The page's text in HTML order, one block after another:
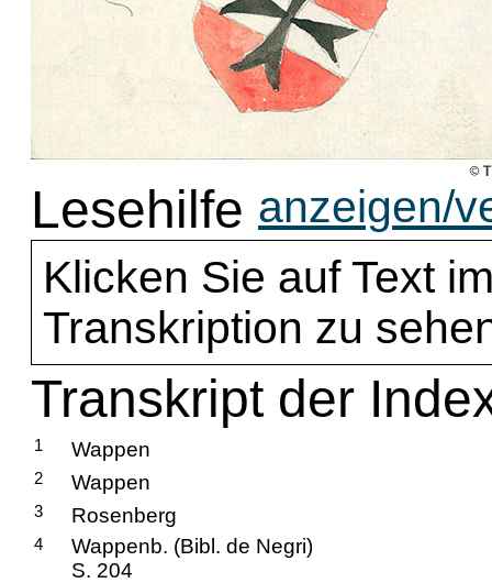
Lesehilfe anzeigen/
Klicken Sie auf Text
Transkription zu
Transkript der
1 Wappen
2 Wappen
3 Rosenberg
4
Wappenb. (Bibl. de Negri)
S. 204